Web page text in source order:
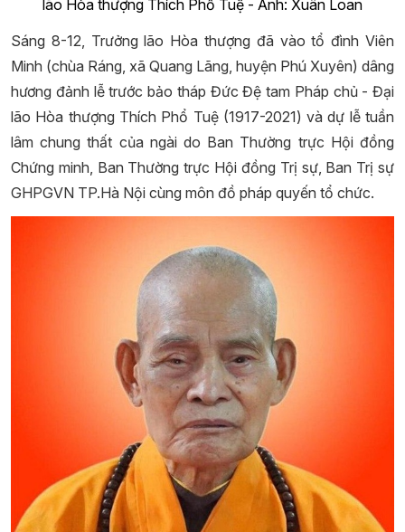
lão Hòa thượng Thích Phổ Tuệ - Ảnh: Xuân Loan
Sáng 8-12, Trưởng lão Hòa thượng đã vào tổ đình Viên
Minh (chùa Ráng, xã Quang Lãng, huyện Phú Xuyên) dâng
hương đảnh lễ trước bảo tháp Đức Đệ tam Pháp chủ - Đại
lão Hòa thượng Thích Phổ Tuệ (1917-2021) và dự lễ tuần
lâm chung thất của ngài do Ban Thường trực Hội đồng
Chứng minh, Ban Thường trực Hội đồng Trị sự, Ban Trị sự
GHPGVN TP.Hà Nội cùng môn đồ pháp quyến tổ chức.